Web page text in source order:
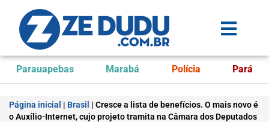
Parauapebas Marabá Polícia Pará
Página inicial | Brasil | Cresce a lista de benefícios. O mais novo é
o Auxílio-Internet, cujo projeto tramita na Câmara dos Deputados